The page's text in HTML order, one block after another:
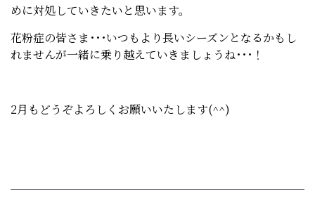
めに対処していきたいと思います。
花粉症の皆さま･･･いつもより長いシーズンとなるかもし
れませんが一緒に乗り越えていきましょうね･･･！
2月もどうぞよろしくお願いいたします(^^)